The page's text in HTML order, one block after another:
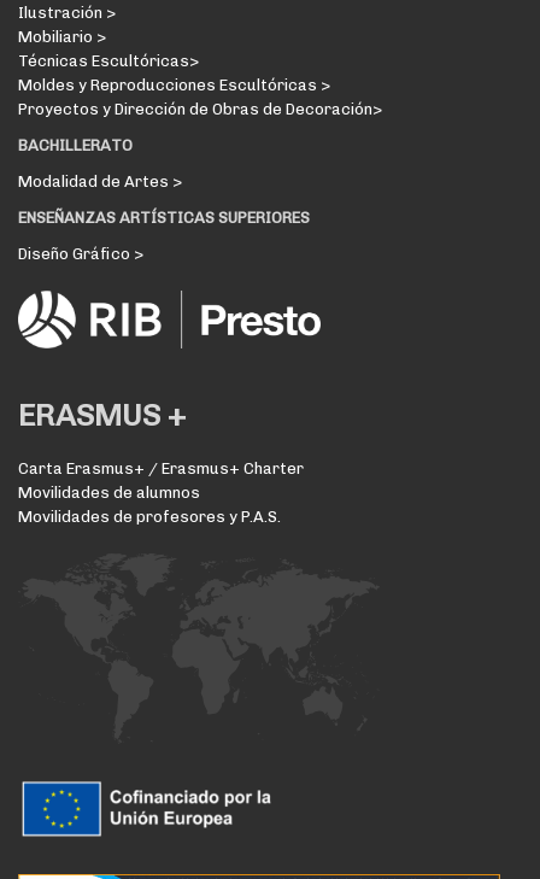
Ilustración >
Mobiliario >
Técnicas Escultóricas>
Moldes y Reproducciones Escultóricas >
Proyectos y Dirección de Obras de Decoración>
BACHILLERATO
Modalidad de Artes >
ENSEÑANZAS ARTÍSTICAS SUPERIORES
Diseño Gráfico >
ERASMUS +
Carta Erasmus+ / Erasmus+ Charter
Movilidades de alumnos
Movilidades de profesores y P.A.S.